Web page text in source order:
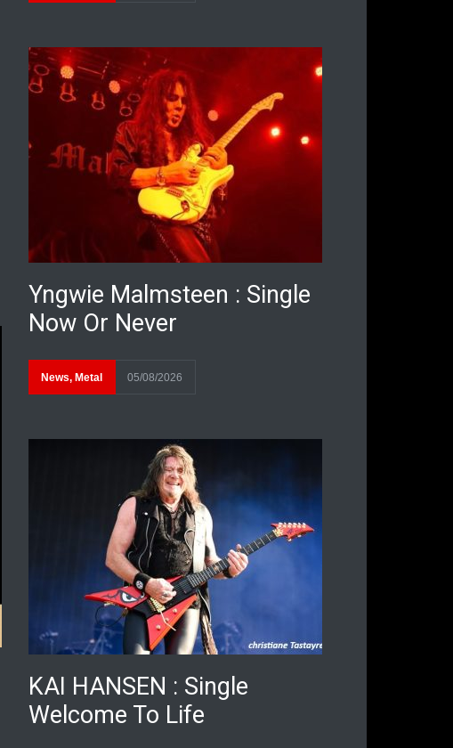
Yngwie Malmsteen : Single
Now Or Never
News, Metal 05/08/2026
KAI HANSEN : Single
Welcome To Life